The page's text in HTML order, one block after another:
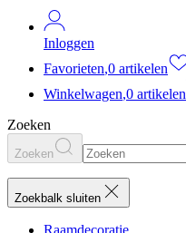
Inloggen
Favorieten,0 artikelen
Winkelwagen,0 artikelen
Zoeken
Zoeken
Zoekbalk sluiten
Raamdecoratie